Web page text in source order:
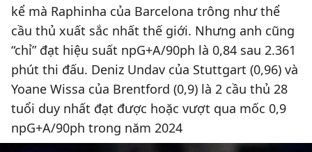
kể mà Raphinha của Barcelona trông như thể
cầu thủ xuất sắc nhất thế giới. Nhưng anh cũng
“chỉ” đạt hiệu suất npG+A/90ph là 0,84 sau 2.361
phút thi đấu. Deniz Undav của Stuttgart (0,96) và
Yoane Wissa của Brentford (0,9) là 2 cầu thủ 28
tuổi duy nhất đạt được hoặc vượt qua mốc 0,9
npG+A/90ph trong năm 2024